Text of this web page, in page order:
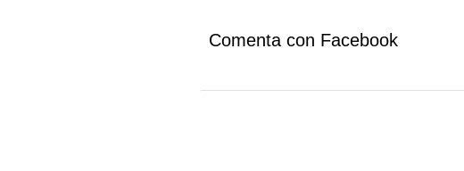
Comenta con Facebook